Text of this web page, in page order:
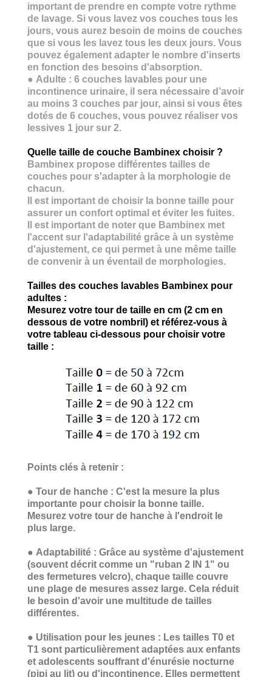
important de prendre en compte votre rythme
de lavage. Si vous lavez vos couches tous les
jours, vous aurez besoin de moins de couches
que si vous les lavez tous les deux jours. Vous
pouvez également adapter le nombre d'inserts
en fonction des besoins d'absorption.
● Adulte : 6 couches lavables pour une
incontinence urinaire, il sera nécessaire d’avoir
au moins 3 couches par jour, ainsi si vous êtes
dotés de 6 couches, vous pouvez réaliser vos
lessives 1 jour sur 2.
Quelle taille de couche Bambinex choisir ?
Bambinex propose différentes tailles de
couches pour s'adapter à la morphologie de
chacun.
Il est important de choisir la bonne taille pour
assurer un confort optimal et éviter les fuites.
Il est important de noter que Bambinex met
l'accent sur l'adaptabilité grâce à un système
d'ajustement, ce qui permet à une même taille
de convenir à un éventail de morphologies.
Tailles des couches lavables Bambinex pour
adultes :
Mesurez votre tour de taille en cm (2 cm en
dessous de votre nombril) et référez-vous à
votre tableau ci-dessous pour choisir votre
taille :
Points clés à retenir :
● Tour de hanche : C'est la mesure la plus
importante pour choisir la bonne taille.
Mesurez votre tour de hanche à l'endroit le
plus large.
● Adaptabilité : Grâce au système d'ajustement
(souvent décrit comme un "ruban 2 IN 1" ou
des fermetures velcro), chaque taille couvre
une plage de mesures assez large. Cela réduit
le besoin d'avoir une multitude de tailles
différentes.
● Utilisation pour les jeunes : Les tailles T0 et
T1 sont particulièrement adaptées aux enfants
et adolescents souffrant d'énurésie nocturne
(pipi au lit) ou d'incontinence. Elles permettent